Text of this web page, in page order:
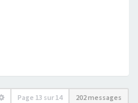
Page 13 sur 14 202 messages